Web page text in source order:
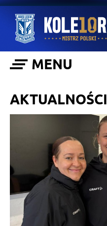
MENU
AKTUALNOŚCI